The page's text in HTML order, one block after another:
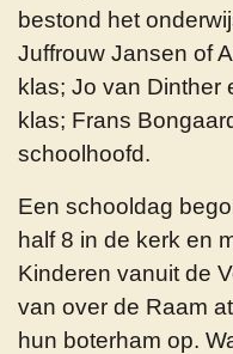
bestond het
Juffrouw Jansen of
klas; Jo van Dinther
klas; Frans
schoolhoofd.
Een schooldag
half 8 in de kerk en
Kinderen vanuit de
van over de Raam
hun boterham op.